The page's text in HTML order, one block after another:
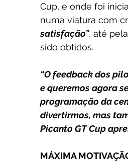
Cup, e onde foi
numa viatura com
satisfação”, até
sido obtidos.
“O feedback dos
e queremos agora
programação da
divertirmos, mas
Picanto GT Cup
MÁXIMA